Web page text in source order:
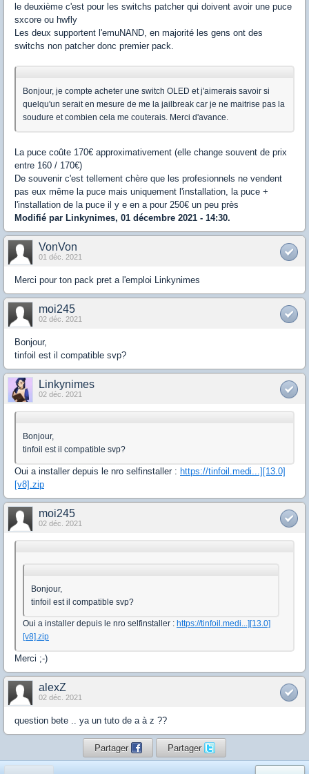
le deuxième c'est pour les switchs patcher qui doivent avoir une puce
sxcore ou hwfly
Les deux supportent l'emuNAND, en majorité les gens ont des
switchs non patcher donc premier pack.
Bonjour, je compte acheter une switch OLED et j'aimerais savoir si
quelqu'un serait en mesure de me la jailbreak car je ne maitrise pas la
soudure et combien cela me couterais. Merci d'avance.
La puce coûte 170€ approximativement (elle change souvent de prix
entre 160 / 170€)
De souvenir c'est tellement chère que les profesionnels ne vendent
pas eux même la puce mais uniquement l'installation, la puce +
l'installation de la puce il y e en a pour 250€ un peu près
Modifié par Linkynimes, 01 décembre 2021 - 14:30.
VonVon
01 déc. 2021
Merci pour ton pack pret a l'emploi Linkynimes
moi245
02 déc. 2021
Bonjour,
tinfoil est il compatible svp?
Linkynimes
02 déc. 2021
Bonjour,
tinfoil est il compatible svp?
Oui a installer depuis le nro selfinstaller : https://tinfoil.medi...][13.0]
[v8].zip
moi245
02 déc. 2021
Bonjour,
tinfoil est il compatible svp?
Oui a installer depuis le nro selfinstaller : https://tinfoil.medi...][13.0]
[v8].zip
Merci ;-)
alexZ
02 déc. 2021
question bete .. ya un tuto de a à z ??
Partager Partager